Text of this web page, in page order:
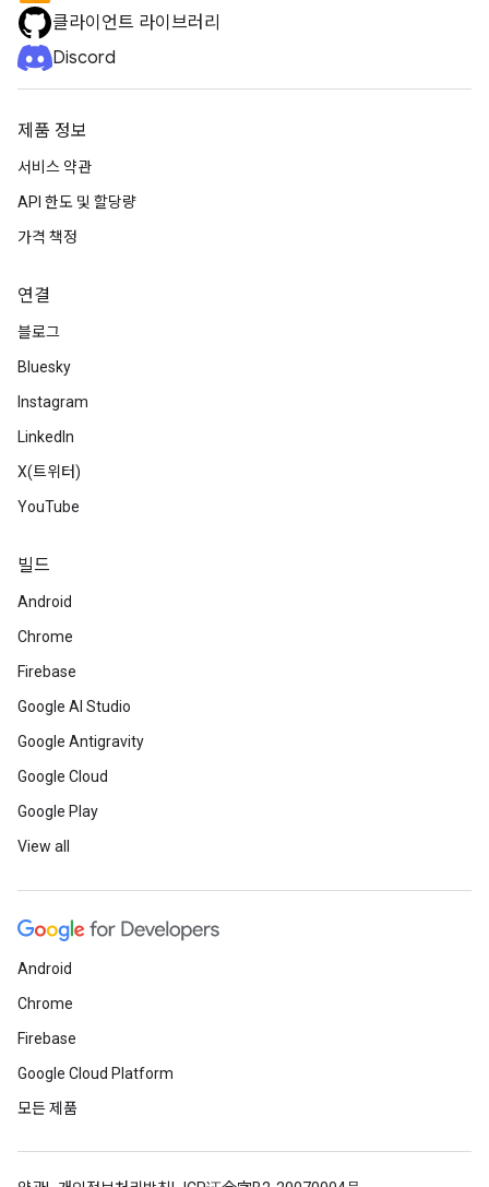
클라이언트 라이브러리
Discord
제품 정보
서비스 약관
API 한도 및 할당량
가격 책정
연결
블로그
Bluesky
Instagram
LinkedIn
X(트위터)
YouTube
빌드
Android
Chrome
Firebase
Google AI Studio
Google Antigravity
Google Cloud
Google Play
View all
Android
Chrome
Firebase
Google Cloud Platform
모든 제품